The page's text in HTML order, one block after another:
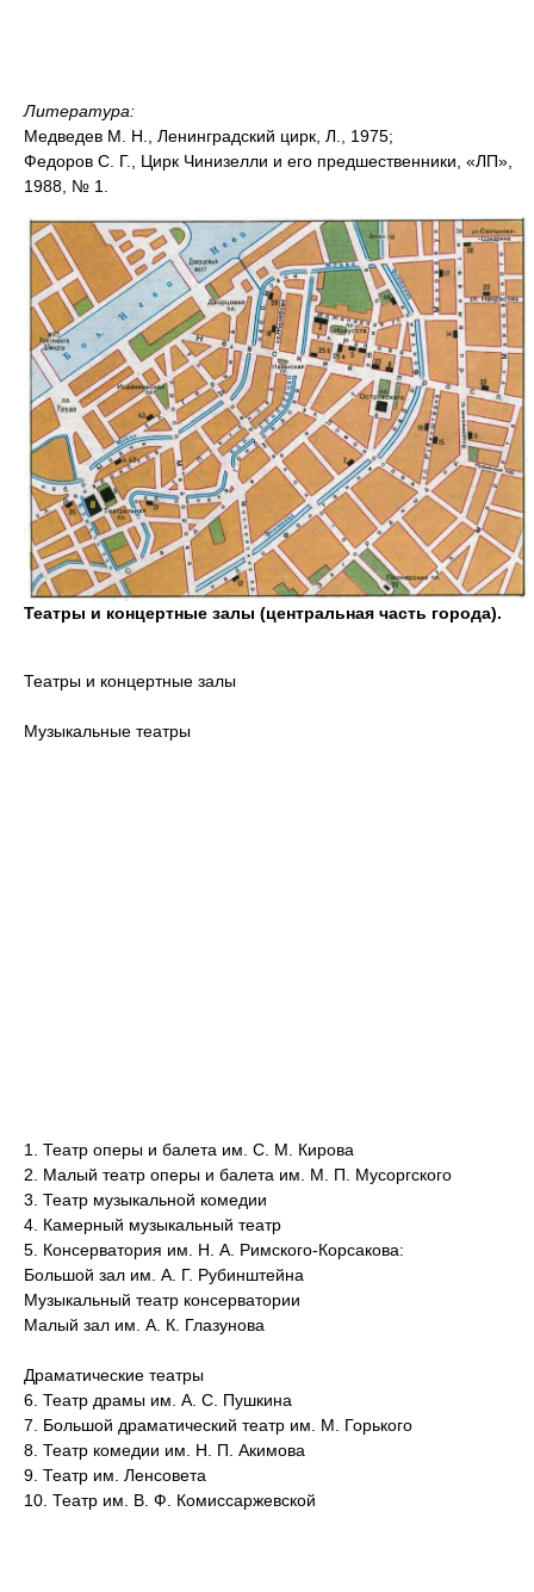
Литература:
Медведев М. Н., Ленинградский цирк, Л., 1975;
Федоров С. Г., Цирк Чинизелли и его предшественники, «ЛП»,
1988, № 1.
Театры и концертные залы (центральная часть города).
Театры и концертные залы
Музыкальные театры
1. Театр оперы и балета им. С. М. Кирова
2. Малый театр оперы и балета им. М. П. Мусоргского
3. Театр музыкальной комедии
4. Камерный музыкальный театр
5. Консерватория им. Н. А. Римского-Корсакова:
Большой зал им. А. Г. Рубинштейна
Музыкальный театр консерватории
Малый зал им. А. К. Глазунова
Драматические театры
6. Театр драмы им. А. С. Пушкина
7. Большой драматический театр им. М. Горького
8. Театр комедии им. Н. П. Акимова
9. Театр им. Ленсовета
10. Театр им. В. Ф. Комиссаржевской